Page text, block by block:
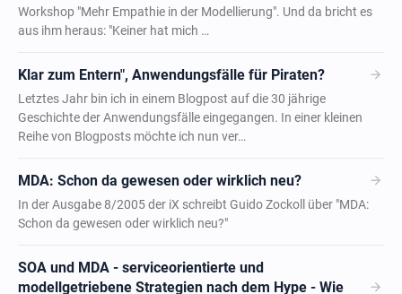
Workshop "Mehr Empathie in der Modellierung". Und da bricht es
aus ihm heraus: "Keiner hat mich …
Klar zum Entern", Anwendungsfälle für Piraten? arrow_forward
Letztes Jahr bin ich in einem Blogpost auf die 30 jährige
Geschichte der Anwendungsfälle eingegangen. In einer kleinen
Reihe von Blogposts möchte ich nun ver…
MDA: Schon da gewesen oder wirklich neu? arrow_forward
In der Ausgabe 8/2005 der iX schreibt Guido Zockoll über "MDA:
Schon da gewesen oder wirklich neu?"
SOA und MDA - serviceorientierte und
modellgetriebene Strategien nach dem Hype - Wie
arrow_forward